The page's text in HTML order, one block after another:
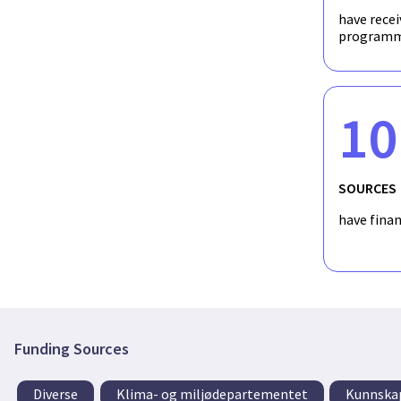
have
10
SOURCES
have
Funding Sources
Diverse Klima- og miljødepartementet